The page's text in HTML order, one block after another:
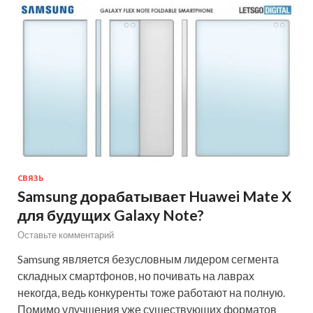
СВЯЗЬ
Samsung дорабатывает Huawei Mate X
для будущих Galaxy Note?
Оставьте комментарий
Samsung является безусловным лидером сегмента
складных смартфонов, но почивать на лаврах
некогда, ведь конкуренты тоже работают на полную.
Помимо улучшения уже существующих форматов